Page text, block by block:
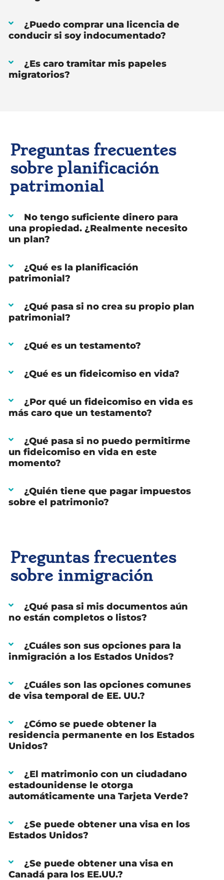
¿Puedo comprar una licencia de
conducir si soy indocumentado?
¿Es caro tramitar mis papeles
migratorios?
Preguntas frecuentes
sobre planificación
patrimonial
No tengo suficiente dinero para
una propiedad. ¿Realmente necesito
un plan?
¿Qué es la planificación
patrimonial?
¿Qué pasa si no crea su propio plan
patrimonial?
¿Qué es un testamento?
¿Qué es un fideicomiso en vida?
¿Por qué un fideicomiso en vida es
más caro que un testamento?
¿Qué pasa si no puedo permitirme
un fideicomiso en vida en este
momento?
¿Quién tiene que pagar impuestos
sobre el patrimonio?
Preguntas frecuentes
sobre inmigración
¿Qué pasa si mis documentos aún
no están completos o listos?
¿Cuáles son sus opciones para la
inmigración a los Estados Unidos?
¿Cuáles son las opciones comunes
de visa temporal de EE. UU.?
¿Cómo se puede obtener la
residencia permanente en los Estados
Unidos?
¿El matrimonio con un ciudadano
estadounidense le otorga
automáticamente una Tarjeta Verde?
¿Se puede obtener una visa en los
Estados Unidos?
¿Se puede obtener una visa en
Canadá para los EE.UU.?